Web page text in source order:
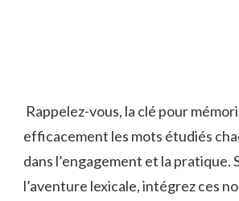
Rappelez-vous, la clé pour
efficacement les​ mots étudiés
‍dans ⁢l’engagement⁤ et ⁤la pratique.
l’aventure lexicale, intégrez ces